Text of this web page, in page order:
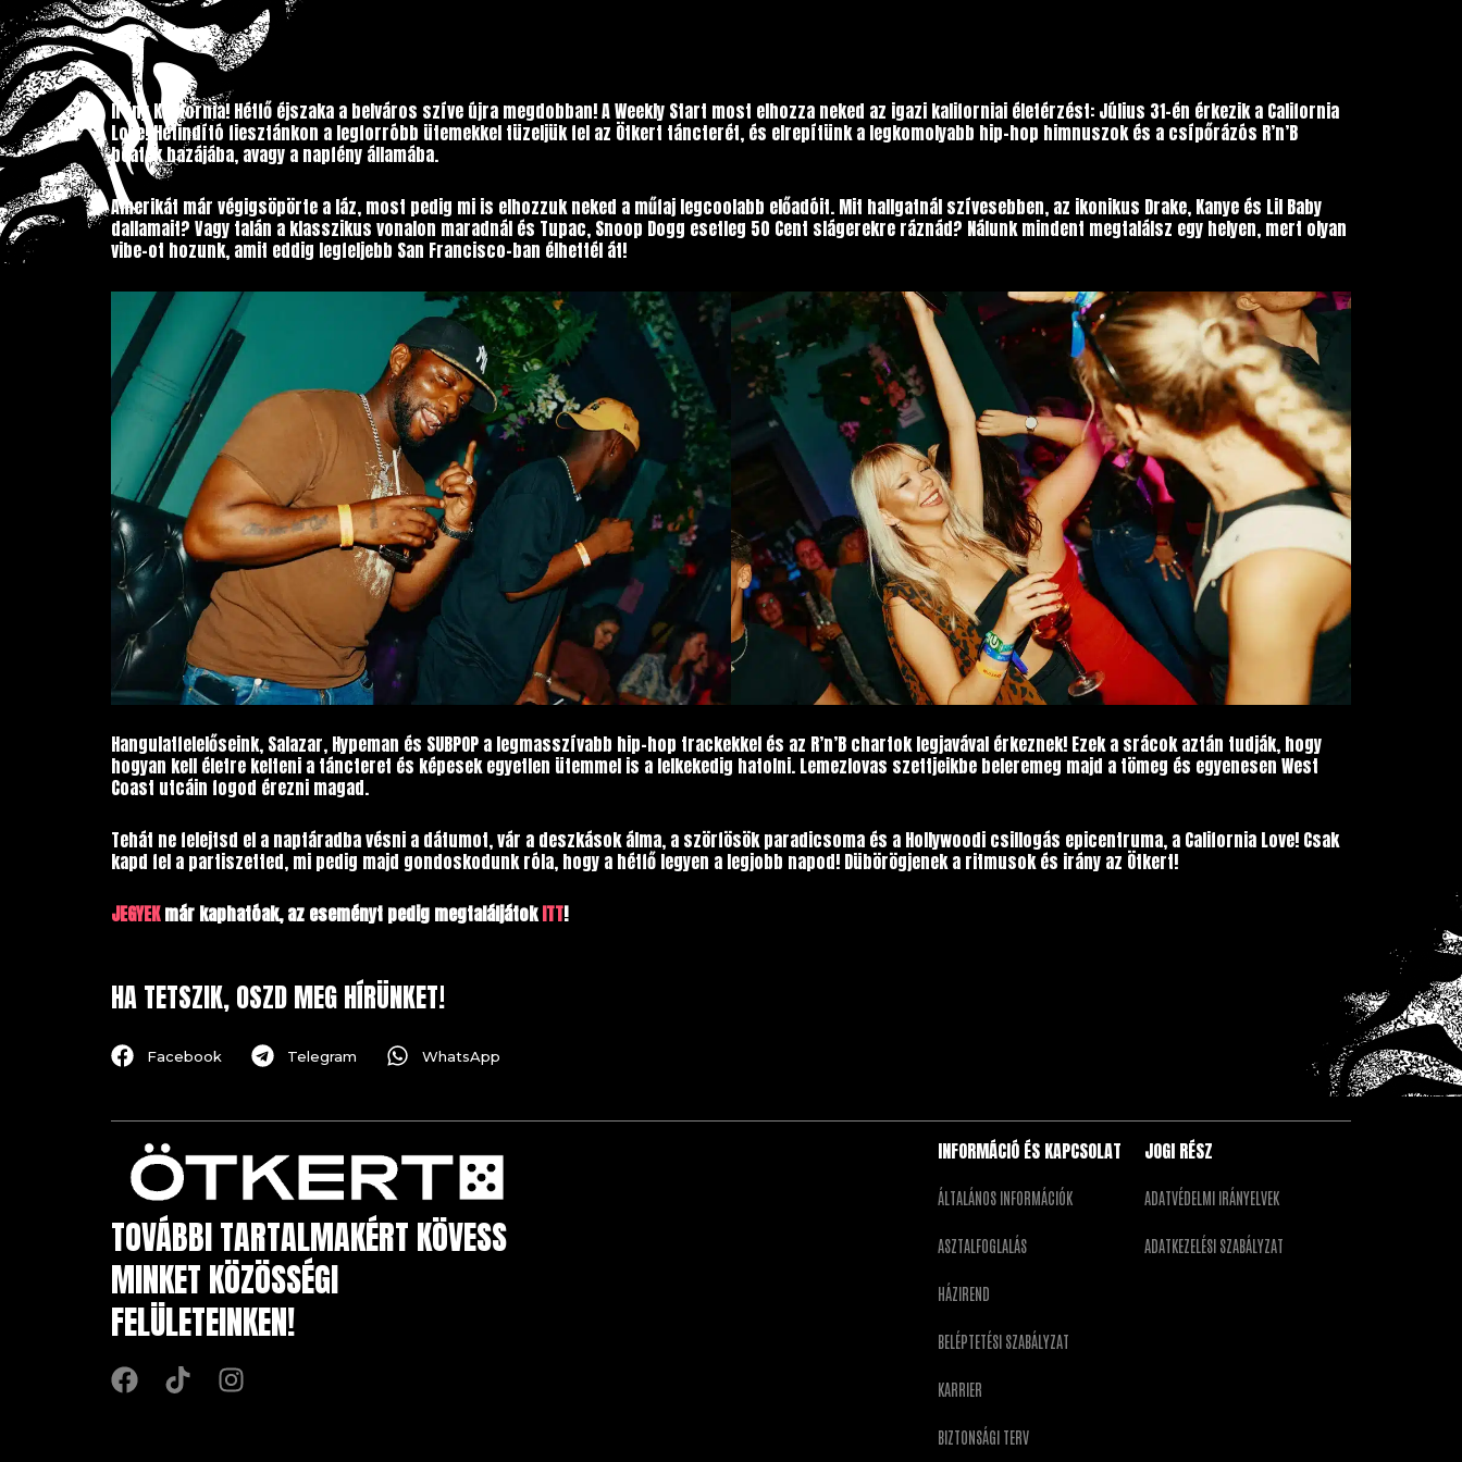
Irány Kalifornia! Hétfő éjszaka a belváros szíve újra megdobban! A Weekly Start most elhozza neked az igazi kaliforniai életérzést: Július 31-én érkezik a California
Love! Hétindító fiesztánkon a legforróbb ütemekkel tüzeljük fel az Ötkert táncterét, és elrepítünk a legkomolyabb hip-hop himnuszok és a csípőrázós R’n’B
beatek hazájába, avagy a napfény államába.
Amerikát már végigsöpörte a láz, most pedig mi is elhozzuk neked a műfaj legcoolabb előadóit. Mit hallgatnál szívesebben, az ikonikus Drake, Kanye és Lil Baby
dallamait? Vagy talán a klasszikus vonalon maradnál és Tupac, Snoop Dogg esetleg 50 Cent slágerekre ráznád? Nálunk mindent megtalálsz egy helyen, mert olyan
vibe-ot hozunk, amit eddig legfeljebb San Francisco-ban élhettél át!
Hangulatfelelőseink, Salazar, Hypeman és SUBPOP a legmasszívabb hip-hop trackekkel és az R’n’B chartok legjavával érkeznek! Ezek a srácok aztán tudják, hogy
hogyan kell életre kelteni a táncteret és képesek egyetlen ütemmel is a lelkekedig hatolni. Lemezlovas szettjeikbe beleremeg majd a tömeg és egyenesen West
Coast utcáin fogod érezni magad.
Tehát ne felejtsd el a naptáradba vésni a dátumot, vár a deszkások álma, a szörfösök paradicsoma és a Hollywoodi csillogás epicentruma, a California Love! Csak
kapd fel a partiszetted, mi pedig majd gondoskodunk róla, hogy a hétfő legyen a legjobb napod! Dübörögjenek a ritmusok és irány az Ötkert!
JEGYEKmár kaphatóak, az eseményt pedig megtaláljátokITT!
HA TETSZIK, OSZD MEG HÍRÜNKET!
Facebook Telegram WhatsApp
TOVÁBBI TARTALMAKÉRT KÖVESS
MINKET KÖZÖSSÉGI
FELÜLETEINKEN!
F
T
I
INFORMÁCIÓ ÉS KAPCSOLAT
ÁLTALÁNOS INFORMÁCIÓK
ASZTALFOGLALÁS
HÁZIREND
BELÉPTETÉSI SZABÁLYZAT
KARRIER
BIZTONSÁGI TERV
JOGI RÉSZ
ADATVÉDELMI IRÁNYELVEK
ADATKEZELÉSI SZABÁLYZAT